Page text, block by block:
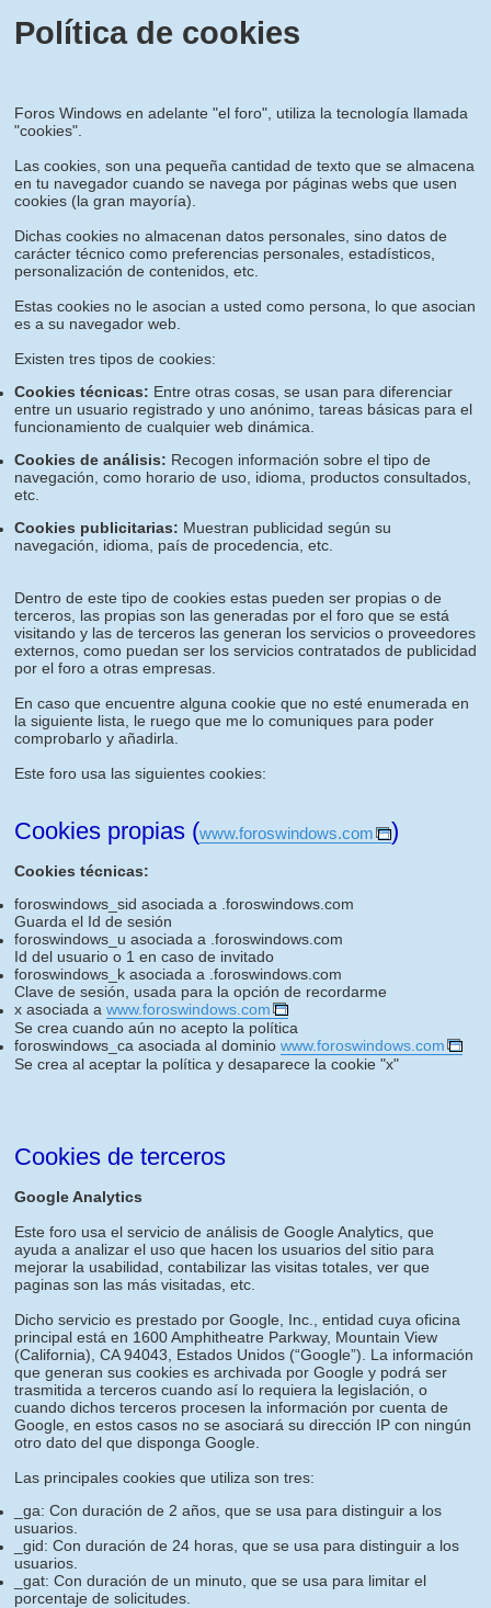
Política de cookies
Foros Windows en adelante "el foro", utiliza la tecnología llamada
"cookies".
Las cookies, son una pequeña cantidad de texto que se almacena
en tu navegador cuando se navega por páginas webs que usen
cookies (la gran mayoría).
Dichas cookies no almacenan datos personales, sino datos de
carácter técnico como preferencias personales, estadísticos,
personalización de contenidos, etc.
Estas cookies no le asocian a usted como persona, lo que asocian
es a su navegador web.
Existen tres tipos de cookies:
Cookies técnicas: Entre otras cosas, se usan para diferenciar
entre un usuario registrado y uno anónimo, tareas básicas para el
funcionamiento de cualquier web dinámica.
Cookies de análisis: Recogen información sobre el tipo de
navegación, como horario de uso, idioma, productos consultados,
etc.
Cookies publicitarias: Muestran publicidad según su
navegación, idioma, país de procedencia, etc.
Dentro de este tipo de cookies estas pueden ser propias o de
terceros, las propias son las generadas por el foro que se está
visitando y las de terceros las generan los servicios o proveedores
externos, como puedan ser los servicios contratados de publicidad
por el foro a otras empresas.
En caso que encuentre alguna cookie que no esté enumerada en
la siguiente lista, le ruego que me lo comuniques para poder
comprobarlo y añadirla.
Este foro usa las siguientes cookies:
Cookies propias (www.foroswindows.com )
Cookies técnicas:
foroswindows_sid asociada a .foroswindows.com
Guarda el Id de sesión
foroswindows_u asociada a .foroswindows.com
Id del usuario o 1 en caso de invitado
foroswindows_k asociada a .foroswindows.com
Clave de sesión, usada para la opción de recordarme
x asociada a www.foroswindows.com
Se crea cuando aún no acepto la política
foroswindows_ca asociada al dominio www.foroswindows.com
Se crea al aceptar la política y desaparece la cookie "x"
Cookies de terceros
Google Analytics
Este foro usa el servicio de análisis de Google Analytics, que
ayuda a analizar el uso que hacen los usuarios del sitio para
mejorar la usabilidad, contabilizar las visitas totales, ver que
paginas son las más visitadas, etc.
Dicho servicio es prestado por Google, Inc., entidad cuya oficina
principal está en 1600 Amphitheatre Parkway, Mountain View
(California), CA 94043, Estados Unidos (“Google”). La información
que generan sus cookies es archivada por Google y podrá ser
trasmitida a terceros cuando así lo requiera la legislación, o
cuando dichos terceros procesen la información por cuenta de
Google, en estos casos no se asociará su dirección IP con ningún
otro dato del que disponga Google.
Las principales cookies que utiliza son tres:
_ga: Con duración de 2 años, que se usa para distinguir a los
usuarios.
_gid: Con duración de 24 horas, que se usa para distinguir a los
usuarios.
_gat: Con duración de un minuto, que se usa para limitar el
porcentaje de solicitudes.